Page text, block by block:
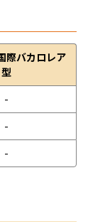
際バカロレア
型
-
-
-